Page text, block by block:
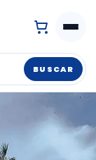
BUSCAR